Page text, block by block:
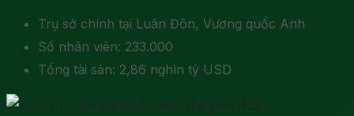
Trụ sở chính tại Luân Đôn, Vương quốc Anh
Số nhân viên: 233.000
Tổng tài sản: 2,86 nghìn tỷ USD